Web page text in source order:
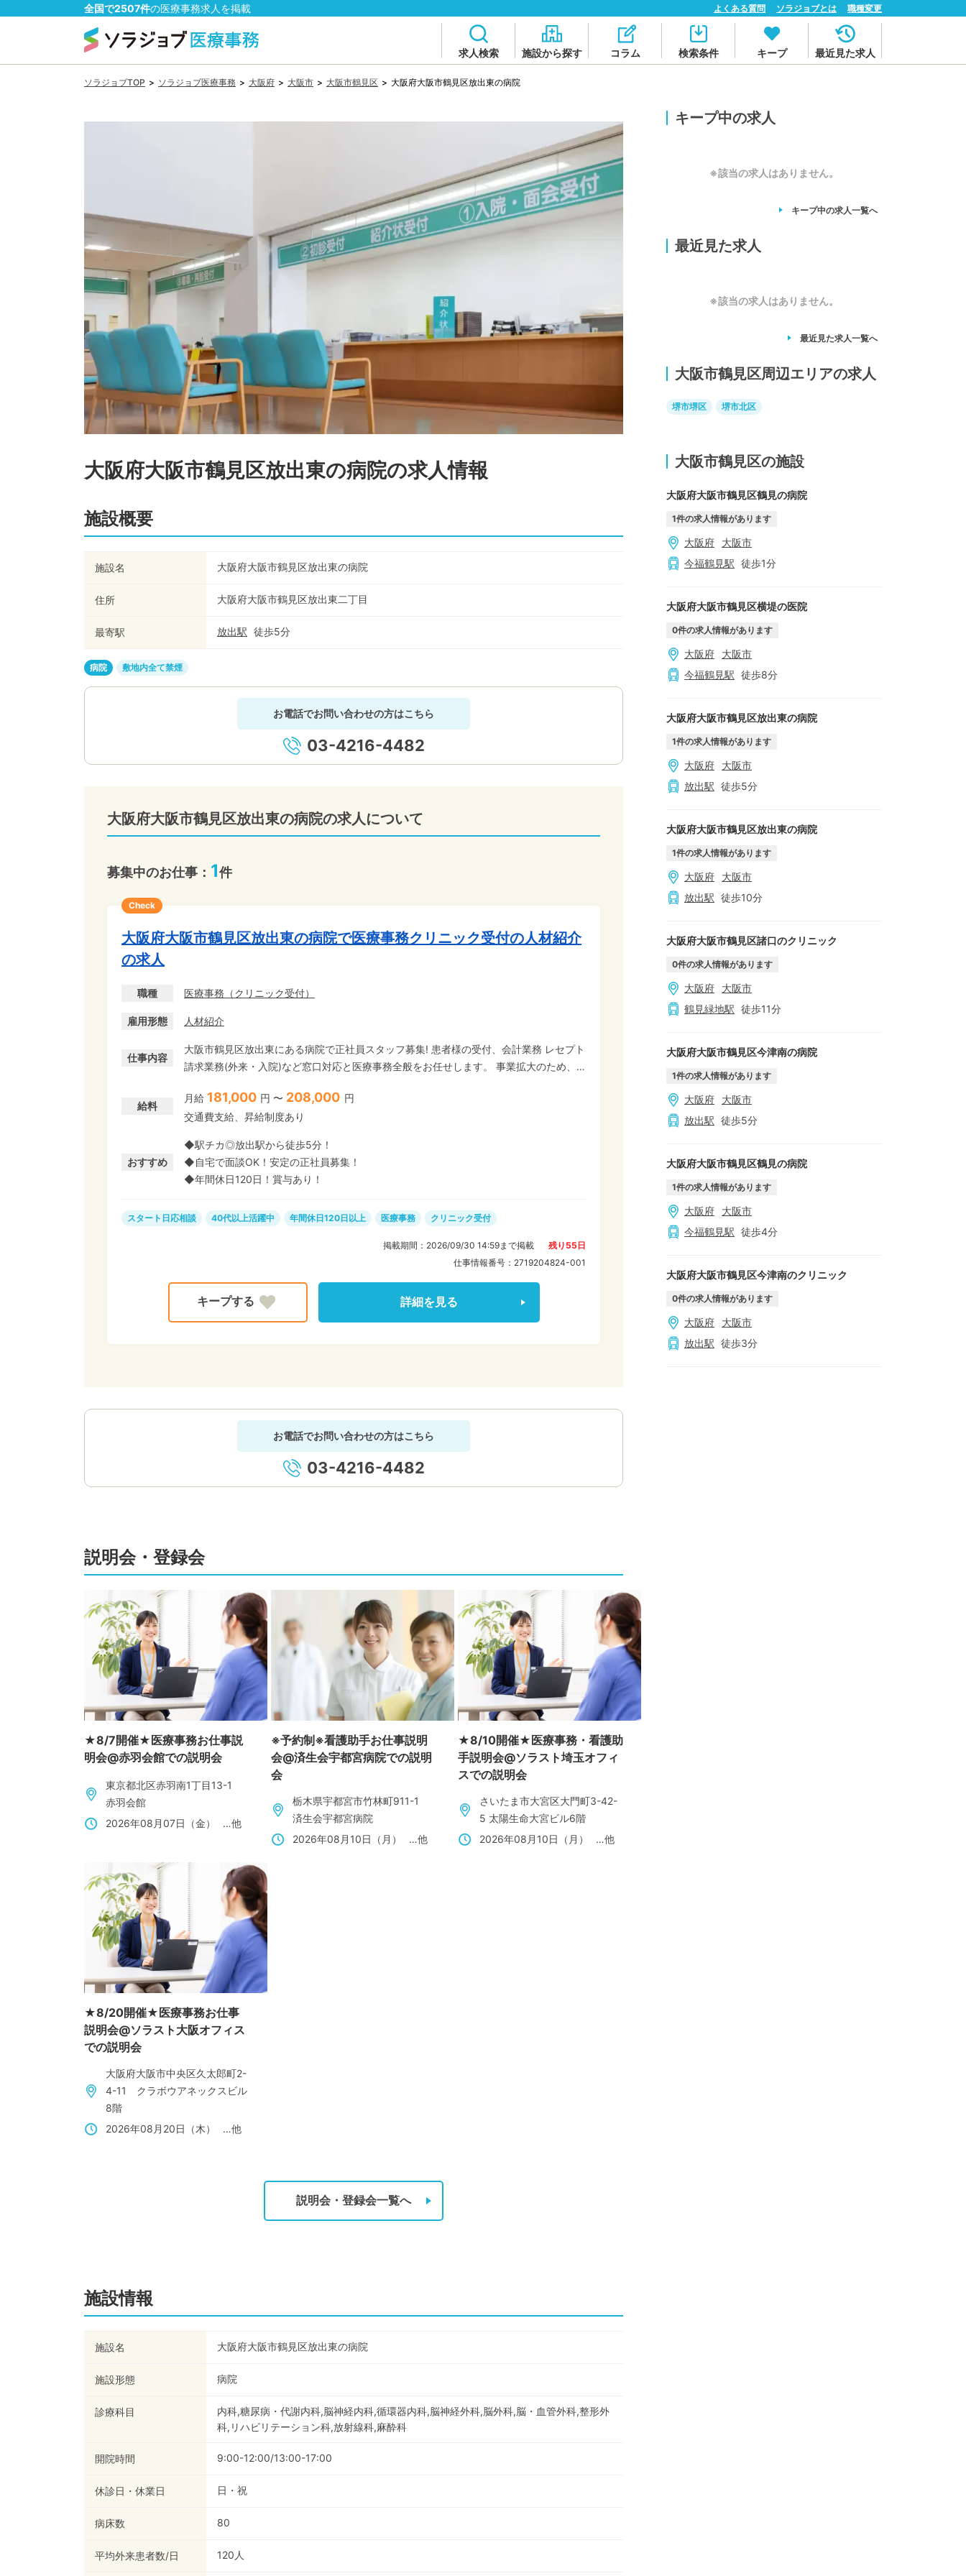
全国で2507件の医療事務求人を掲載 よくある質問 ソラジョブとは 職種変更
求人検索 施設から探す コラム 検索条件 キープ 最近見た求人
ソラジョブTOP > ソラジョブ医療事務 > 大阪府 > 大阪市 > 大阪市鶴見区 > 大阪府大阪市鶴見区放出東の病院
大阪府大阪市鶴見区放出東の病院の求人情報
施設概要
施設名 大阪府大阪市鶴見区放出東の病院
住所 大阪府大阪市鶴見区放出東二丁目
最寄駅 放出駅 徒歩5分
病院 敷地内全て禁煙
お電話でお問い合わせの方はこちら
03-4216-4482
大阪府大阪市鶴見区放出東の病院の求人について
募集中のお仕事： 1件
Check
大阪府大阪市鶴見区放出東の病院で医療事務クリニック受付の人材紹介
の求人
職種 医療事務 （クリニック受付）
雇用形態 人材紹介
仕事内容
大阪市鶴見区放出東にある病院で正社員スタッフ募集! 患者様の受付、会計業務 レセプト
請求業務(外来・入院)など窓口対応と医療事務全般をお任せします。 事業拡大のため、
正社員求人です。
給料
月給 181,000 円 〜 208,000 円
交通費支給、昇給制度あり
おすすめ
◆駅チカ◎放出駅から徒歩5分！
◆自宅で面談OK！安定の正社員募集！
◆年間休日120日！賞与あり！
スタート日応相談 40代以上活躍中 年間休日120日以上 医療事務 クリニック受付
掲載期間： 2026/09/30 14:59まで掲載 残り 55 日
仕事情報番号： 2719204824-001
詳細を見る
お電話でお問い合わせの方はこちら
03-4216-4482
説明会・登録会
★8/7開催★医療事務お仕事説
明会@赤羽会館での説明会
東京都北区赤羽南1丁目13-1
赤羽会館
2026年08月07日（金）
…他
※予約制※看護助手お仕事説明
会@済生会宇都宮病院での説明
会
栃木県宇都宮市竹林町911-1
済生会宇都宮病院
2026年08月10日（月）
…他
★8/10開催★医療事務・看護助
手説明会@ソラスト埼玉オフィ
スでの説明会
さいたま市大宮区大門町3-42-
5 太陽生命大宮ビル6階
2026年08月10日（月）
…他
★8/20開催★医療事務お仕事
説明会@ソラスト大阪オフィス
での説明会
大阪府大阪市中央区久太郎町2-
4-11 クラボウアネックスビル
8階
2026年08月20日（木）
…他
説明会・登録会一覧へ
施設情報
施設名 大阪府大阪市鶴見区放出東の病院
施設形態 病院
診療科目
内科,糖尿病・代謝内科,脳神経内科,循環器内科,脳神経外科,脳外科,脳・血管外科,整形外
科,リハビリテーション科,放射線科,麻酔科
開院時間 9:00-12:00/13:00-17:00
休診日・休業日 日・祝
病床数 80
平均外来患者数/日 120 人
キープ中の求人
※該当の求人はありません。
キープ中の求人一覧へ
最近見た求人
※該当の求人はありません。
最近見た求人一覧へ
大阪市鶴見区周辺エリアの求人
堺市堺区 堺市北区
大阪市鶴見区の施設
大阪府大阪市鶴見区鶴見の病院
1件の求人情報があります
大阪府
大阪市
今福鶴見駅 徒歩1分
大阪府大阪市鶴見区横堤の医院
0件の求人情報があります
大阪府
大阪市
今福鶴見駅 徒歩8分
大阪府大阪市鶴見区放出東の病院
1件の求人情報があります
大阪府
大阪市
放出駅 徒歩5分
大阪府大阪市鶴見区放出東の病院
1件の求人情報があります
大阪府
大阪市
放出駅 徒歩10分
大阪府大阪市鶴見区諸口のクリニック
0件の求人情報があります
大阪府
大阪市
鶴見緑地駅 徒歩11分
大阪府大阪市鶴見区今津南の病院
1件の求人情報があります
大阪府
大阪市
放出駅 徒歩5分
大阪府大阪市鶴見区鶴見の病院
1件の求人情報があります
大阪府
大阪市
今福鶴見駅 徒歩4分
大阪府大阪市鶴見区今津南のクリニック
0件の求人情報があります
大阪府
大阪市
放出駅 徒歩3分